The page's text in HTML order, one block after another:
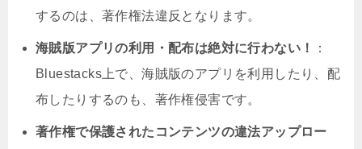
するのは、著作権法違反となります。
海賊版アプリの利用・配布は絶対に行わない！
：
Bluestacks上で、海賊版のアプリを利用したり、配
布したりするのも、著作権侵害です。
著作権で保護されたコンテンツの違法アップロー